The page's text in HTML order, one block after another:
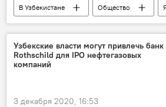
В Узбекистане Общество
Узбекистан
цифровые технологии
ВУЗ
Узбекские власти могут привлечь банк
Rothschild для IPO нефтегазовых
компаний
3 декабря 2020, 16:53